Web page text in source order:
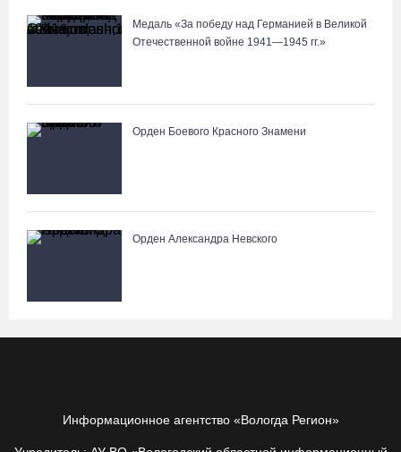
Медаль «За победу над Германией в Великой
Отечественной войне 1941—1945 гг.»
Орден Боевого Красного Знамени
Орден Александра Невского
Информационное агентство «Вологда Регион»